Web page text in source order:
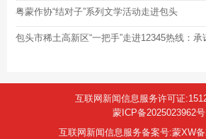
粤蒙作协“结对子”系列文学活动走进包头
互联网新闻信息服务许可证
蒙ICP备2025023962号
互联网新闻信息服务备案号:蒙XW